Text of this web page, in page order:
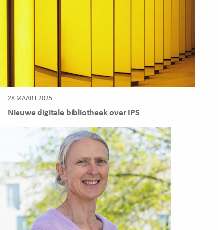
28 MAART 2025
Nieuwe digitale bibliotheek over IPS